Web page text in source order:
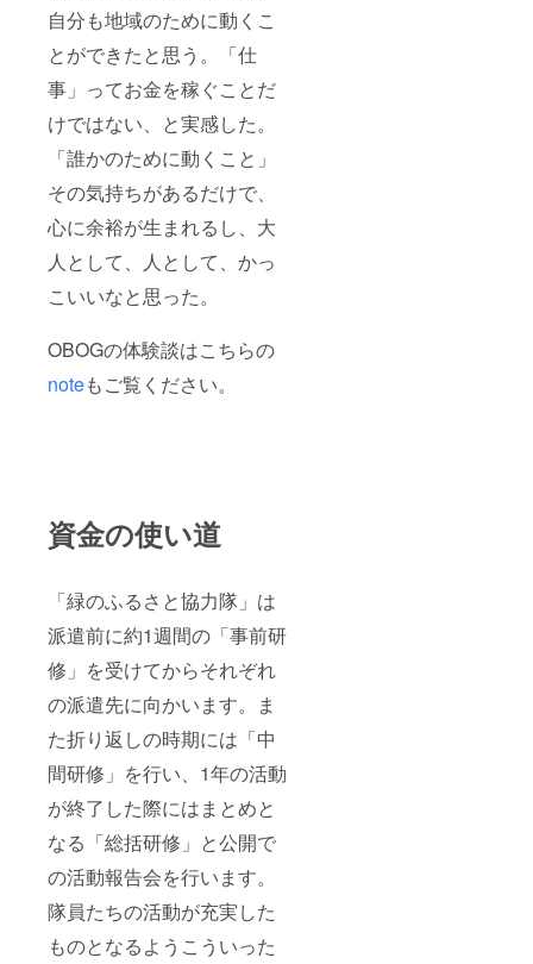
自分も地域のために動くこ
とができたと思う。「仕
事」ってお金を稼ぐことだ
けではない、と実感した。
「誰かのために動くこと」
その気持ちがあるだけで、
心に余裕が生まれるし、大
人として、人として、かっ
こいいなと思った。
OBOGの体験談はこちらの
noteもご覧ください。
資金の使い道
「緑のふるさと協力隊」は
派遣前に約1週間の「事前研
修」を受けてからそれぞれ
の派遣先に向かいます。ま
た折り返しの時期には「中
間研修」を行い、1年の活動
が終了した際にはまとめと
なる「総括研修」と公開で
の活動報告会を行います。
隊員たちの活動が充実した
ものとなるようこういった